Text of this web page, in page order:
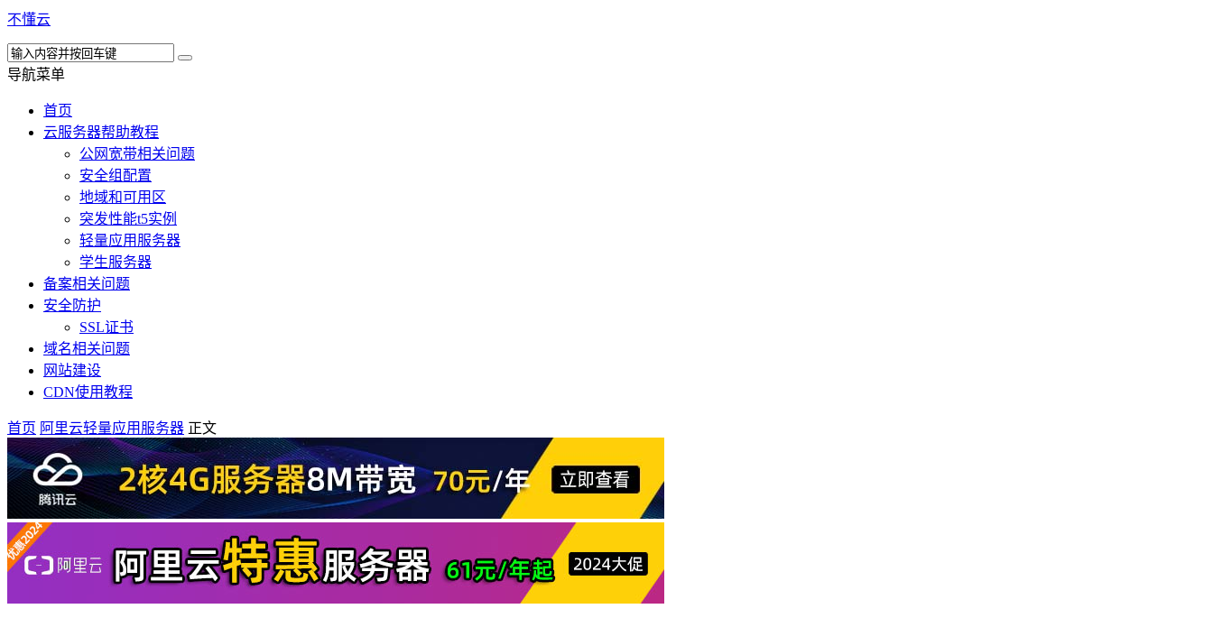
不懂云
导航菜单
首页
云服务器帮助教程
公网宽带相关问题
安全组配置
地域和可用区
突发性能t5实例
轻量应用服务器
学生服务器
备案相关问题
安全防护
SSL证书
域名相关问题
网站建设
CDN使用教程
首页 阿里云轻量应用服务器 正文